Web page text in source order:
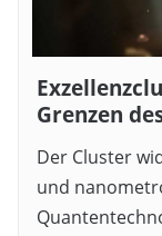
Grenzen
Der Cluster
und